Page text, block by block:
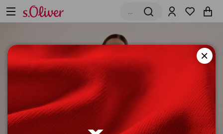
Žene Muškarci